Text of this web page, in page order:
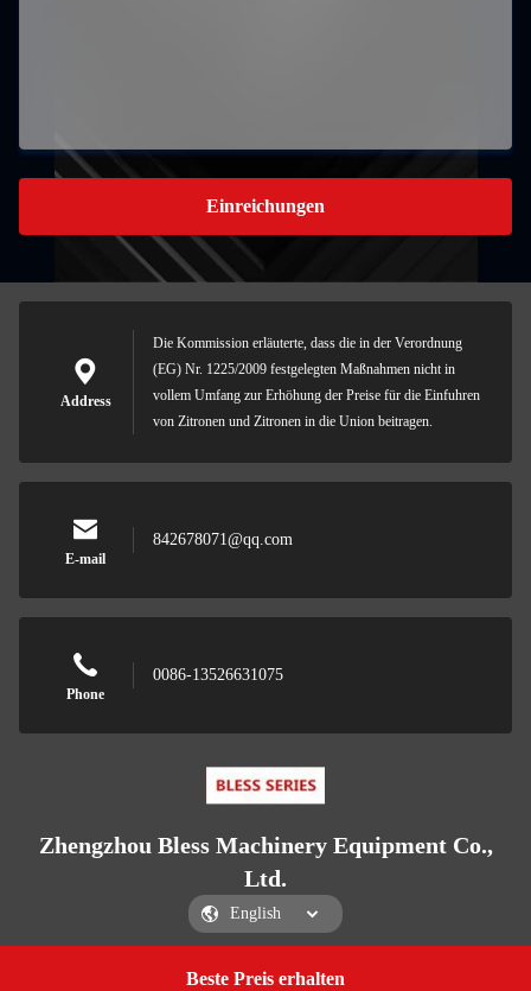
Beste Preis erhalten
Einreichungen
Address
Die Kommission erläuterte, dass die in der Verordnung
(EG) Nr. 1225/2009 festgelegten Maßnahmen nicht in
vollem Umfang zur Erhöhung der Preise für die Einfuhren
von Zitronen und Zitronen in die Union beitragen.
E-mail
842678071@qq.com
Phone
0086-13526631075
Zhengzhou Bless Machinery Equipment Co.,
Ltd.
Zhengzhou Bless Machinery Equipment Co., Ltd.
Get a Quote